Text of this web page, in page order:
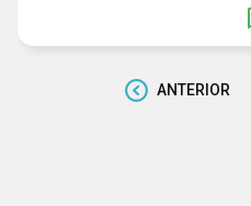
ANTERIOR